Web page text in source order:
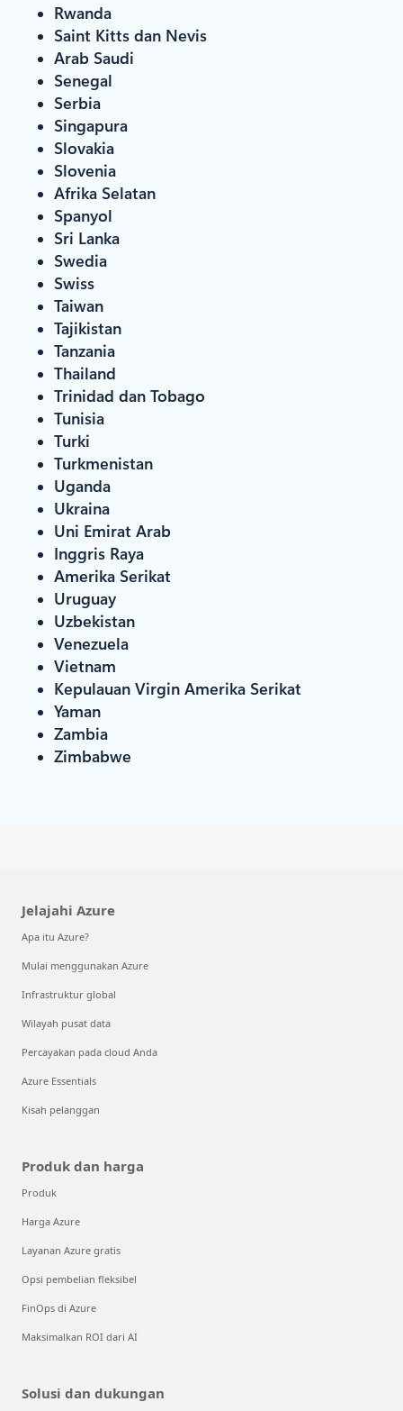
Rwanda
Saint Kitts dan Nevis
Arab Saudi
Senegal
Serbia
Singapura
Slovakia
Slovenia
Afrika Selatan
Spanyol
Sri Lanka
Swedia
Swiss
Taiwan
Tajikistan
Tanzania
Thailand
Trinidad dan Tobago
Tunisia
Turki
Turkmenistan
Uganda
Ukraina
Uni Emirat Arab
Inggris Raya
Amerika Serikat
Uruguay
Uzbekistan
Venezuela
Vietnam
Kepulauan Virgin Amerika Serikat
Yaman
Zambia
Zimbabwe
Jelajahi Azure
Apa itu Azure?
Mulai menggunakan Azure
Infrastruktur global
Wilayah pusat data
Percayakan pada cloud Anda
Azure Essentials
Kisah pelanggan
Produk dan harga
Produk
Harga Azure
Layanan Azure gratis
Opsi pembelian fleksibel
FinOps di Azure
Maksimalkan ROI dari AI
Solusi dan dukungan